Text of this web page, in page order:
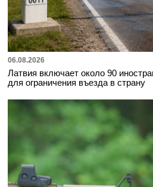
06.08.2026
Латвия включает около 90
для ограничения въезда в страну